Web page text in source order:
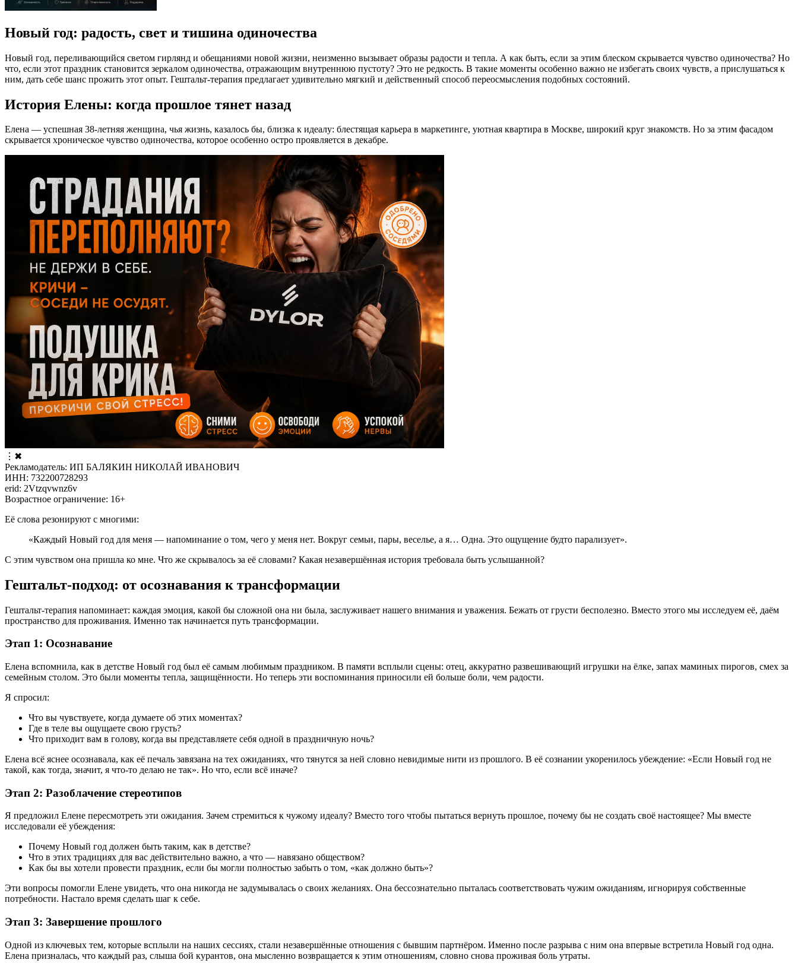
Новый год: радость, свет и тишина одиночества
Новый год, переливающийся светом гирлянд и обещаниями новой жизни, неизменно вызывает образы радости и тепла. А как быть, если за этим блеском скрывается чувство одиночества? Но
что, если этот праздник становится зеркалом одиночества, отражающим внутреннюю пустоту? Это не редкость. В такие моменты особенно важно не избегать своих чувств, а прислушаться к
ним, дать себе шанс прожить этот опыт. Гештальт-терапия предлагает удивительно мягкий и действенный способ переосмысления подобных состояний.
История Елены: когда прошлое тянет назад
Елена — успешная 38-летняя женщина, чья жизнь, казалось бы, близка к идеалу: блестящая карьера в маркетинге, уютная квартира в Москве, широкий круг знакомств. Но за этим фасадом
скрывается хроническое чувство одиночества, которое особенно остро проявляется в декабре.
⋮ ✖
Рекламодатель: ИП БАЛЯКИН НИКОЛАЙ ИВАНОВИЧ
ИНН: 732200728293
erid: 2Vtzqvwnz6v
Возрастное ограничение: 16+
Её слова резонируют с многими:
«Каждый Новый год для меня — напоминание о том, чего у меня нет. Вокруг семьи, пары, веселье, а я… Одна. Это ощущение будто парализует».
С этим чувством она пришла ко мне. Что же скрывалось за её словами? Какая незавершённая история требовала быть услышанной?
Гештальт-подход: от осознавания к трансформации
Гештальт-терапия напоминает: каждая эмоция, какой бы сложной она ни была, заслуживает нашего внимания и уважения. Бежать от грусти бесполезно. Вместо этого мы исследуем её, даём
пространство для проживания. Именно так начинается путь трансформации.
Этап 1: Осознавание
Елена вспомнила, как в детстве Новый год был её самым любимым праздником. В памяти всплыли сцены: отец, аккуратно развешивающий игрушки на ёлке, запах маминых пирогов, смех за
семейным столом. Это были моменты тепла, защищённости. Но теперь эти воспоминания приносили ей больше боли, чем радости.
Я спросил:
Что вы чувствуете, когда думаете об этих моментах?
Где в теле вы ощущаете свою грусть?
Что приходит вам в голову, когда вы представляете себя одной в праздничную ночь?
Елена всё яснее осознавала, как её печаль завязана на тех ожиданиях, что тянутся за ней словно невидимые нити из прошлого. В её сознании укоренилось убеждение: «Если Новый год не
такой, как тогда, значит, я что-то делаю не так». Но что, если всё иначе?
Этап 2: Разоблачение стереотипов
Я предложил Елене пересмотреть эти ожидания. Зачем стремиться к чужому идеалу? Вместо того чтобы пытаться вернуть прошлое, почему бы не создать своё настоящее? Мы вместе
исследовали её убеждения:
Почему Новый год должен быть таким, как в детстве?
Что в этих традициях для вас действительно важно, а что — навязано обществом?
Как бы вы хотели провести праздник, если бы могли полностью забыть о том, «как должно быть»?
Эти вопросы помогли Елене увидеть, что она никогда не задумывалась о своих желаниях. Она бессознательно пыталась соответствовать чужим ожиданиям, игнорируя собственные
потребности. Настало время сделать шаг к себе.
Этап 3: Завершение прошлого
Одной из ключевых тем, которые всплыли на наших сессиях, стали незавершённые отношения с бывшим партнёром. Именно после разрыва с ним она впервые встретила Новый год одна.
Елена призналась, что каждый раз, слыша бой курантов, она мысленно возвращается к этим отношениям, словно снова проживая боль утраты.